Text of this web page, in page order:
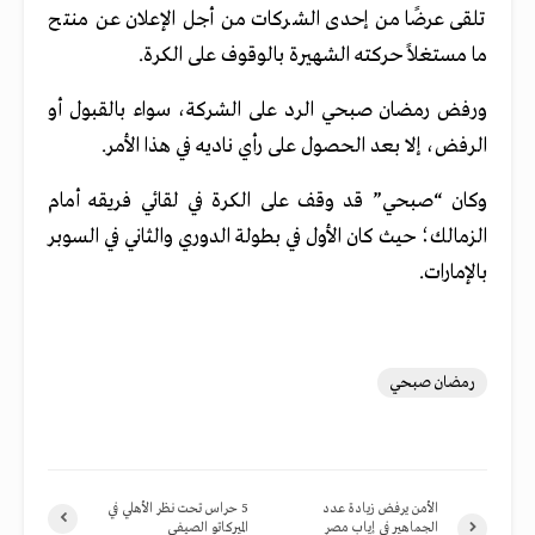
تلقى عرضًا من إحدى الشركات من أجل الإعلان عن منتح
ما مستغلاً حركته الشهيرة بالوقوف على الكرة.
ورفض رمضان صبحي الرد على الشركة، سواء بالقبول أو
الرفض، إلا بعد الحصول على رأي ناديه في هذا الأمر.
وكان “صبحي” قد وقف على الكرة في لقائي فريقه أمام
الزمالك؛ حيث كان الأول في بطولة الدوري والثاني في السوبر
بالإمارات.
رمضان صبحي
5 حراس تحت نظر الأهلي في
الميركاتو الصيفي
الأمن يرفض زيادة عدد
الجماهير في إياب مصر